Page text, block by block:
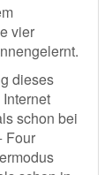
vier
dieses
schon bei
Four